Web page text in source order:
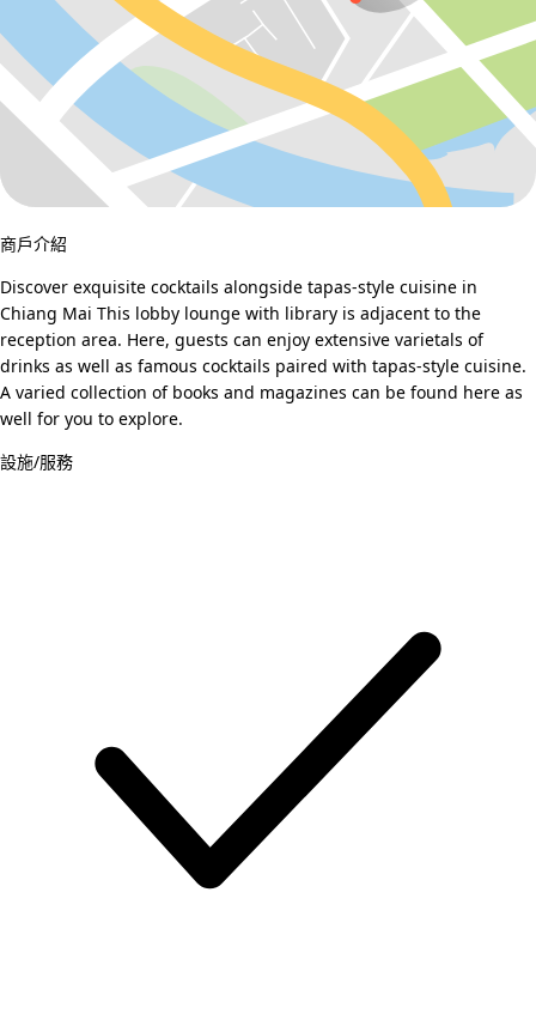
商戶介紹
Discover exquisite cocktails alongside tapas-style cuisine in
Chiang Mai This lobby lounge with library is adjacent to the
reception area. Here, guests can enjoy extensive varietals of
drinks as well as famous cocktails paired with tapas-style cuisine.
A varied collection of books and magazines can be found here as
well for you to explore.
設施/服務